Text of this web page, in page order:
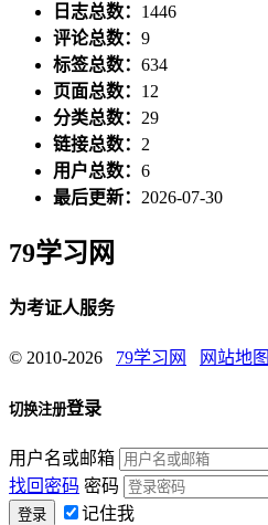
日志总数： 1446
评论总数： 9
标签总数： 634
页面总数： 12
分类总数： 29
链接总数： 2
用户总数： 6
最后更新： 2026-07-30
79学习网
为考证人服务
© 2010-2026 79学习网 网站地图
切换注册登录
用户名或邮箱
找回密码 密码
记住我